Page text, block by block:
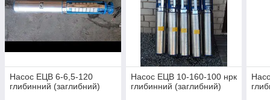
Насос ЕЦВ 6-6,5-120
глибинний (заглибний)
Насос ЕЦВ 10-160-100 нрк
глибинний (заглибний)